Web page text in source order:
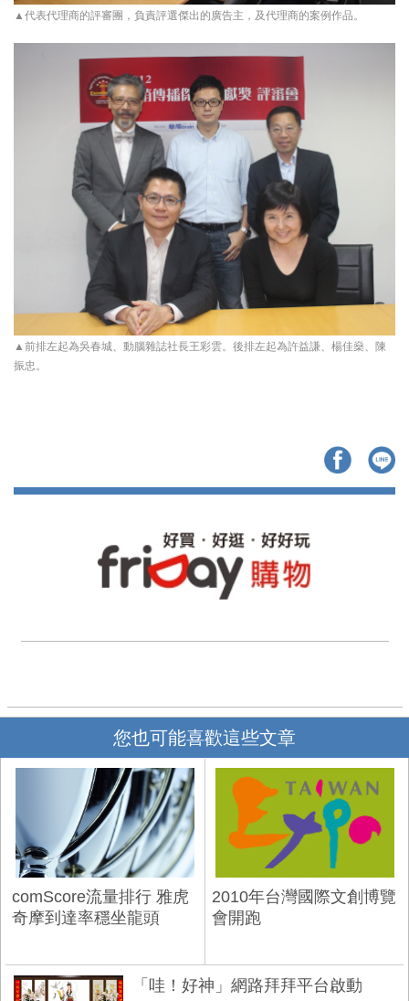
▲代表代理商的評審團，負責評選傑出的廣告主，及代理商的案例作品。
▲前排左起為吳春城、動腦雜誌社長王彩雲。後排左起為許益謙、楊佳燊、陳
振忠。
您也可能喜歡這些文章
comScore流量排行 雅虎
奇摩到達率穩坐龍頭
2010年台灣國際文創博覽
會開跑
「哇！好神」網路拜拜平台啟動